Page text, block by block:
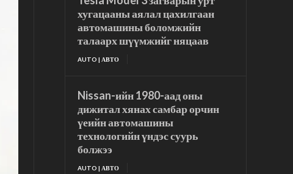
хугацааны аялал цахилгаан
автомашины боломжийн
талаарх шүүмжийг няцаав
AUTO | АВТО
Nissan-ийн 1980-аад оны
дижитал хянах самбар орчин
үеийн автомашины
технологийн үндэс суурь
болжээ
AUTO | АВТО